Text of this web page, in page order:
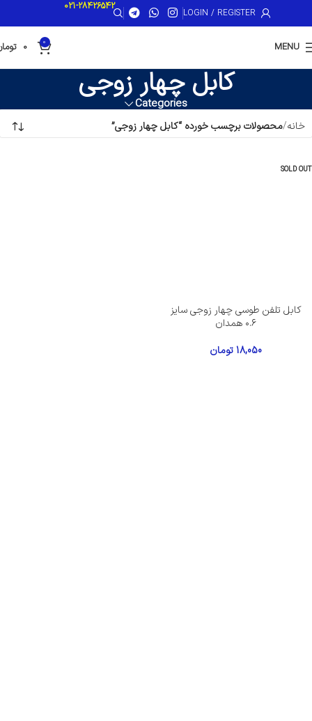
LOGIN / REGISTER
021-28426542
MENU
0
0
کابل چهار زوجی
Categories
خانه محصولات برچسب خورده “کابل چهار زوجی”
SOLD OUT
کابل تلفن طوسی چهار زوجی سایز
۰.۶ همدان
18,050تومان